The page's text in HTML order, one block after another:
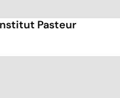
Pasteur